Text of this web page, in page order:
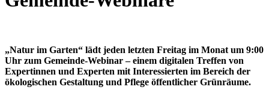
„Natur im Garten“ lädt jeden letzten Freitag im Monat um 9:00
Uhr zum Gemeinde-Webinar – einem digitalen Treffen von
Expertinnen und Experten mit Interessierten im Bereich der
ökologischen Gestaltung und Pflege öffentlicher Grünräume.